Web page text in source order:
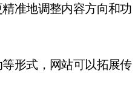
准地调整内容方向和功
形式，网站可以拓展传